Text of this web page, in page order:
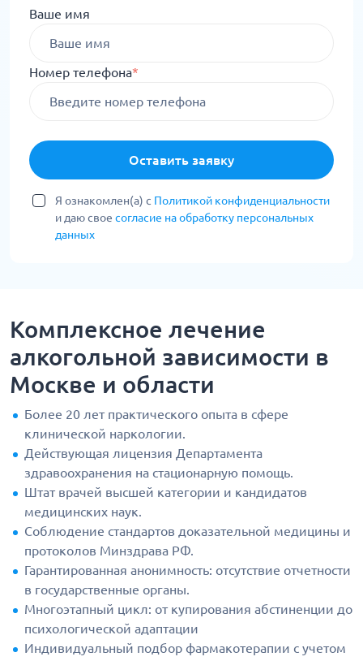
Ваше имя
Номер телефона*
Оставить заявку
Я ознакомлен(а) с Политикой конфиденциальности
и даю свое согласие на обработку персональных
данных
Комплексное лечение
алкогольной зависимости в
Москве и области
Более 20 лет практического опыта в сфере
клинической наркологии.
Действующая лицензия Департамента
здравоохранения на стационарную помощь.
Штат врачей высшей категории и кандидатов
медицинских наук.
Соблюдение стандартов доказательной медицины и
протоколов Минздрава РФ.
Гарантированная анонимность: отсутствие отчетности
в государственные органы.
Многоэтапный цикл: от купирования абстиненции до
психологической адаптации
Индивидуальный подбор фармакотерапии с учетом